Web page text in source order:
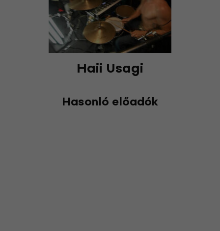
Haii Usagi
Hasonló előadók